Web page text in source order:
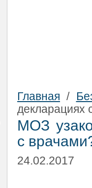
Главная /
декларациях
МОЗ
с
24.02.2017